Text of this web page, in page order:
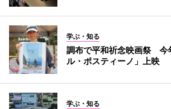
学ぶ・知る
調布で平和祈念映画祭 今
ル・ポスティーノ」上映
学ぶ・知る